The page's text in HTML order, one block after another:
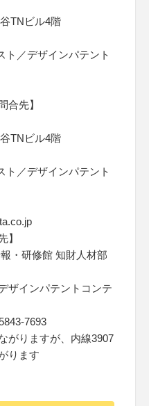
TNビル4階
ト／デザインパテント
合先】
TNビル4階
ト／デザインパテント
】
・研修館 知財人材部
ザインパテントコンテ
7693
がりますが、内線3907
ります